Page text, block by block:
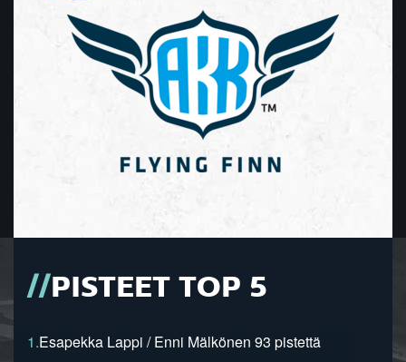
PISTEET TOP 5
1.Esapekka Lappi / Enni Mälkönen 93 pistettä